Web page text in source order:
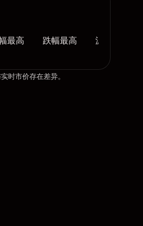
最高 跌幅最高 波幅最大
时市价存在差异。